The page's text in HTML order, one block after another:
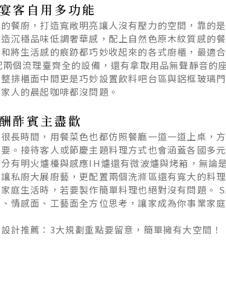
客自用多功能
餐廚，打造寬敞明亮讓人沒有壓力的空間，靠的
沉穩品味低調奢華感，配上自然色原木紋質感的
將生活感的痕跡都巧妙收起來的各式廚櫃，最適
個流理臺齊全的設備，還有拿取用品無聲靜音的
排櫃面中間更是巧妙設置飲料吧台區與鋁框玻璃
人的晨起咖啡都沒問題。
酢賓主盡歡
長時間，用餐菜色也都仿照餐廳一道一道上桌，
。接待客人或節慶主題料理方式也會涵蓋各國多
有明火爐檯與感應IH爐還有微波爐與烤箱，無論
私廚大展廚藝，更配置兩個洗滌區還有寬大的料
庭生活時，若要製作簡單料理也絕對沒有問題。
情感面、工藝面全方位思考，讓家成為你事業家
計推薦：3大規劃重點要留意，簡單擁有大空間！